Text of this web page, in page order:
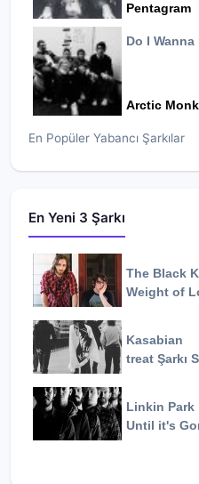
Pentagram
Do I
Arctic
En Popüler Yabancı Şarkılar
En Yeni 3 Şarkı
The Black
Weight of
Kasabian
treat Şarkı
Linkin Park
Until it's